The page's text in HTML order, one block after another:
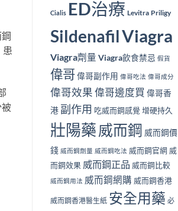
患
Cialis ED治療 Levitra Priligy
SildenafilViagra
Viagra劑量 Viagra飲食禁忌 假貨
偉哥 偉哥副作用 偉哥吃法 偉哥成分
偉哥效果偉哥邊度買 偉哥香
港 副作用 吃威而鋼感覺 增硬持久
壯陽藥 威而鋼 威而鋼價
錢 威而鋼劑量 威而鋼吃法 威而鋼官網 威
而鋼效果 威而鋼正品 威而鋼比較
威而鋼用法 威而鋼網購 威而鋼香港
威而鋼香港醫生紙 安全用藥 必